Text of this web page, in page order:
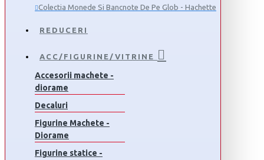
Colectia Monede Si Bancnote De Pe Glob - Hachette
REDUCERI
ACC/FIGURINE/VITRINE
Accesorii machete -
diorame
Decaluri
Figurine Machete -
Diorame
Figurine statice -